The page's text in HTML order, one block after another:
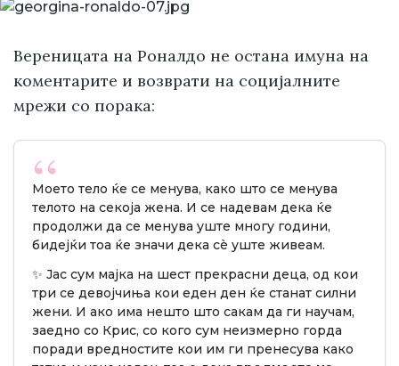
Вереницата на Роналдо не остана имуна на
коментарите и возврати на социјалните
мрежи со порака:
Моето тело ќе се менува, како што се менува
телото на секоја жена. И се надевам дека ќе
продолжи да се менува уште многу години,
бидејќи тоа ќе значи дека сè уште живеам.
✨ Јас сум мајка на шест прекрасни деца, од кои
три се девојчиња кои еден ден ќе станат силни
жени. И ако има нешто што сакам да ги научам,
заедно со Крис, со кого сум неизмерно горда
поради вредностите кои им ги пренесува како